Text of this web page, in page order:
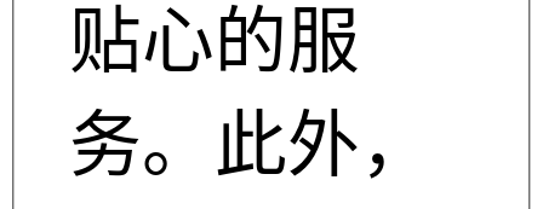
贴心的服
务。此外，